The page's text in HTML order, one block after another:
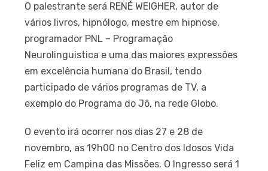
O palestrante será RENÉ WEIGHER, autor de
vários livros, hipnólogo, mestre em hipnose,
programador PNL – Programação
Neurolinguistica e uma das maiores expressões
em excelência humana do Brasil, tendo
participado de vários programas de TV, a
exemplo do Programa do Jô, na rede Globo.
O evento irá ocorrer nos dias 27 e 28 de
novembro, as 19h00 no Centro dos Idosos Vida
Feliz em Campina das Missões. O Ingresso será 1